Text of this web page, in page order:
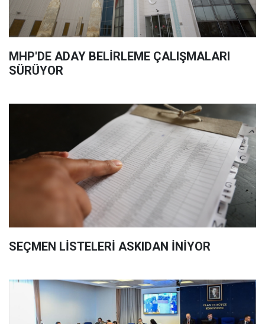
MHP'DE ADAY BELİRLEME ÇALIŞMALARI
SÜRÜYOR
SEÇMEN LİSTELERİ ASKIDAN İNİYOR